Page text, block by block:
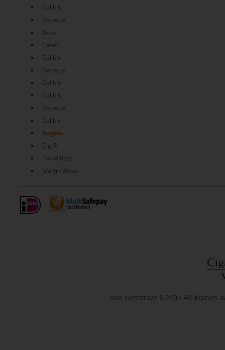
Colibri
Donatus
Xikar
Caseti
Colibri
Donatus
Colibri
Colibri
Donatus
Colibri
Angelo
Cig-R
David Ross
Martin Wess
Van Nesstraat 6 2404 AV